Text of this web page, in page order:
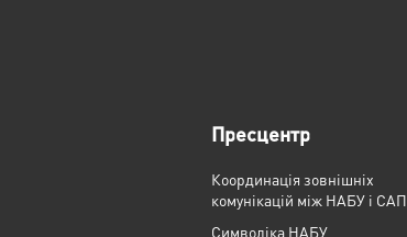
Пресцентр
Координація зовнішніх
комунікацій між НАБУ і САП
Cимволіка НАБУ